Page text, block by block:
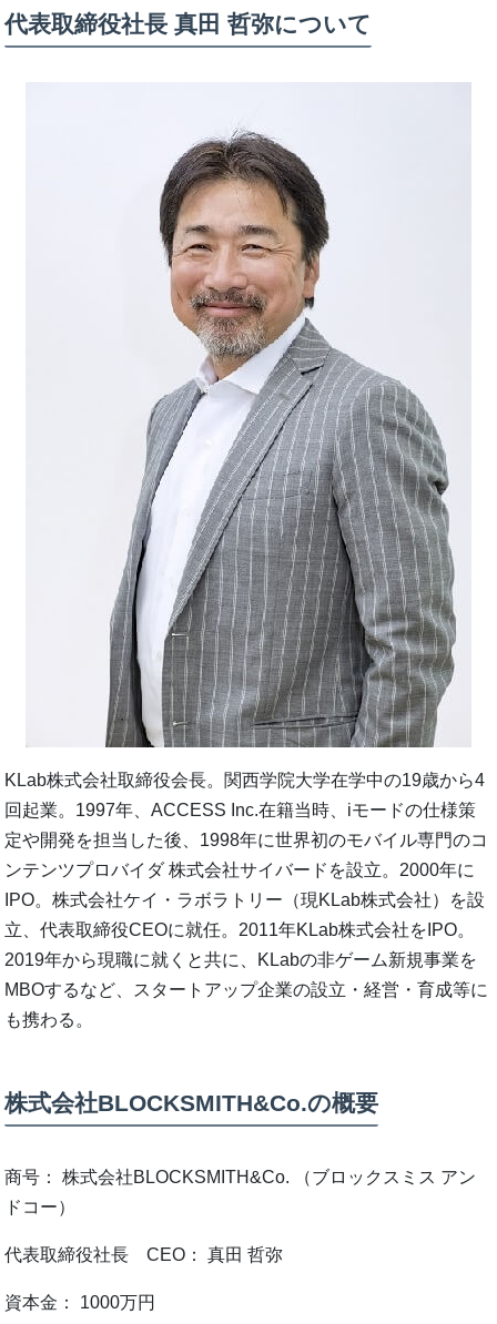
代表取締役社長 真田 哲弥について
KLab株式会社取締役会長。関西学院大学在学中の19歳から4
回起業。1997年、ACCESS Inc.在籍当時、iモードの仕様策
定や開発を担当した後、1998年に世界初のモバイル専門のコ
ンテンツプロバイダ 株式会社サイバードを設立。2000年に
IPO。株式会社ケイ・ラボラトリー（現KLab株式会社）を設
立、代表取締役CEOに就任。2011年KLab株式会社をIPO。
2019年から現職に就くと共に、KLabの非ゲーム新規事業を
MBOするなど、スタートアップ企業の設立・経営・育成等に
も携わる。
株式会社BLOCKSMITH&Co.の概要
商号： 株式会社BLOCKSMITH&Co. （ブロックスミス アン
ドコー）
代表取締役社長 CEO： 真田 哲弥
資本金： 1000万円